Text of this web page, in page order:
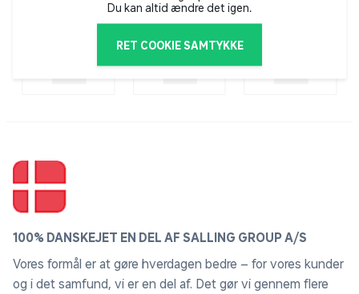
Du kan altid ændre det igen.
RET COOKIE SAMTYKKE
100% DANSKEJET EN DEL AF SALLING GROUP A/S
Vores formål er at gøre hverdagen bedre – for vores kunder
og i det samfund, vi er en del af. Det gør vi gennem flere